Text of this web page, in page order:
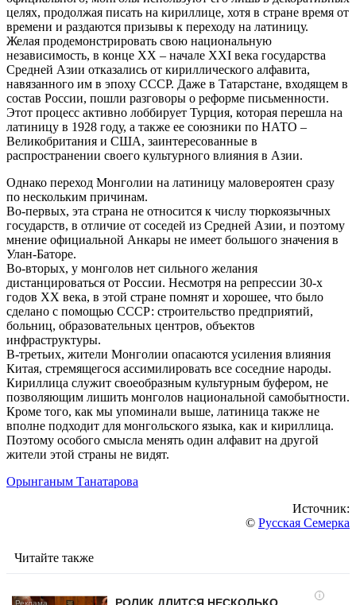
целях, продолжая писать на кириллице, хотя в стране время от
времени и раздаются призывы к переходу на латиницу.
Желая продемонстрировать свою национальную
независимость, в конце ХХ – начале XXI века государства
Средней Азии отказались от кириллического алфавита,
навязанного им в эпоху СССР. Даже в Татарстане, входящем в
состав России, пошли разговоры о реформе письменности.
Этот процесс активно лоббирует Турция, которая перешла на
латиницу в 1928 году, а также ее союзники по НАТО –
Великобритания и США, заинтересованные в
распространении своего культурного влияния в Азии.
Однако переход Монголии на латиницу маловероятен сразу
по нескольким причинам.
Во-первых, эта страна не относится к числу тюркоязычных
государств, в отличие от соседей из Средней Азии, и поэтому
мнение официальной Анкары не имеет большого значения в
Улан-Баторе.
Во-вторых, у монголов нет сильного желания
дистанцироваться от России. Несмотря на репрессии 30-х
годов ХХ века, в этой стране помнят и хорошее, что было
сделано с помощью СССР: строительство предприятий,
больниц, образовательных центров, объектов
инфраструктуры.
В-третьих, жители Монголии опасаются усиления влияния
Китая, стремящегося ассимилировать все соседние народы.
Кириллица служит своеобразным культурным буфером, не
позволяющим лишить монголов национальной самобытности.
Кроме того, как мы упоминали выше, латиница также не
вполне подходит для монгольского языка, как и кириллица.
Поэтому особого смысла менять один алфавит на другой
жители этой страны не видят.
Орынганым Танатарова
Источник:
© Русская Семерка
Читайте также
i